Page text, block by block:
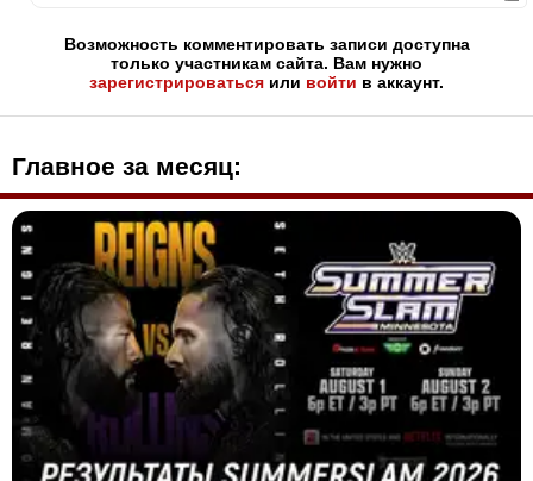
Возможность комментировать записи доступна
только участникам сайта. Вам нужно
зарегистрироваться или войти в аккаунт.
Главное за месяц: